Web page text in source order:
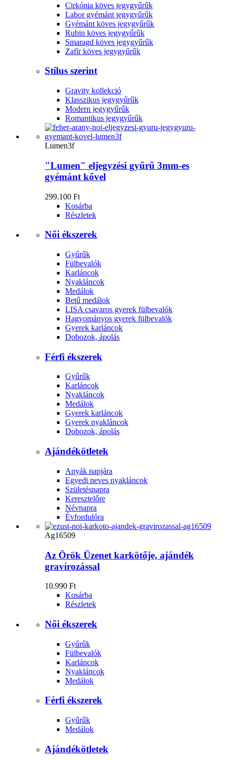
Cirkónia köves jegygyűrűk
Labor gyémánt jegygyűrűk
Gyémánt köves jegygyűrűk
Rubin köves jegygyűrűk
Smaragd köves jegygyűrűk
Zafír köves jegygyűrűk
Stílus szerint
Gravity kollekció
Klasszikus jegygyűrűk
Modern jegygyűrűk
Romantikus jegygyűrűk
Lumen3f
"Lumen" eljegyzési gyűrű 3mm-es
gyémánt kővel
299.100 Ft
Kosárba
Részletek
Női ékszerek
Gyűrűk
Fülbevalók
Karláncok
Nyakláncok
Medálok
Betű medálok
LISA csavaros gyerek fülbevalók
Hagyományos gyerek fülbevalók
Gyerek karláncok
Dobozok, ápolás
Férfi ékszerek
Gyűrűk
Karláncok
Nyakláncok
Medálok
Gyerek karláncok
Gyerek nyakláncok
Dobozok, ápolás
Ajándékötletek
Anyák napjára
Egyedi neves nyakláncok
Születésnapra
Keresztelőre
Névnapra
Évfordulóra
Ag16509
Az Örök Üzenet karkötője, ajándék
gravírozással
10.990 Ft
Kosárba
Részletek
Női ékszerek
Gyűrűk
Fülbevalók
Karláncok
Nyakláncok
Medálok
Férfi ékszerek
Gyűrűk
Medálok
Ajándékötletek